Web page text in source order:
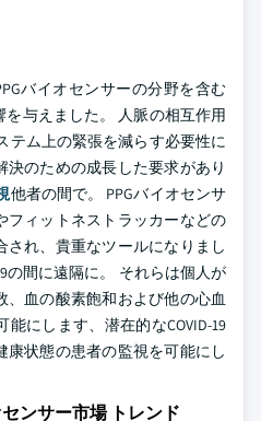
バイオセンサーの分野を含む
与えました。 人脈の相互作用
テム上の緊張を減らす必要性に
のための成長した要求があり
他者の間で。 PPGバイオセンサ
フィットネストラッカーなどの
され、貴重なツールになりまし
の間に遠隔に。 それらは個人が
血の酸素飽和および他の心血
にします、潜在的なCOVID-19
状態の患者の監視を可能にし
ンサー市場 トレンド